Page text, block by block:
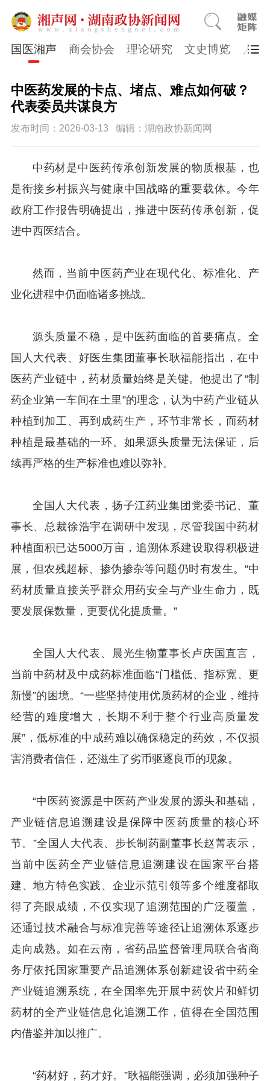
国医湘声 商会协会 理论研究 文史博览 人物
中医药发展的卡点、堵点、难点如何破？
代表委员共谋良方
发布时间：2026-03-13 编辑：湖南政协新闻网
中药材是中医药传承创新发展的物质根基，也
是衔接乡村振兴与健康中国战略的重要载体。今年
政府工作报告明确提出，推进中医药传承创新，促
进中西医结合。
然而，当前中医药产业在现代化、标准化、产
业化进程中仍面临诸多挑战。
源头质量不稳，是中医药面临的首要痛点。全
国人大代表、好医生集团董事长耿福能指出，在中
医药产业链中，药材质量始终是关键。他提出了“制
药企业第一车间在土里”的理念，认为中药产业链从
种植到加工、再到成药生产，环节非常长，而药材
种植是最基础的一环。如果源头质量无法保证，后
续再严格的生产标准也难以弥补。
全国人大代表，扬子江药业集团党委书记、董
事长、总裁徐浩宇在调研中发现，尽管我国中药材
种植面积已达5000万亩，追溯体系建设取得积极进
展，但农残超标、掺伪掺杂等问题仍时有发生。“中
药材质量直接关乎群众用药安全与产业生命力，既
要发展保数量，更要优化提质量。”
全国人大代表、晨光生物董事长卢庆国直言，
当前中药材及中成药标准面临“门槛低、指标宽、更
新慢”的困境。“一些坚持使用优质药材的企业，维持
经营的难度增大，长期不利于整个行业高质量发
展”，低标准的中成药难以确保稳定的药效，不仅损
害消费者信任，还滋生了劣币驱逐良币的现象。
“中医药资源是中医药产业发展的源头和基础，
产业链信息追溯建设是保障中医药质量的核心环
节。”全国人大代表、步长制药副董事长赵菁表示，
当前中医药全产业链信息追溯建设在国家平台搭
建、地方特色实践、企业示范引领等多个维度都取
得了亮眼成绩，不仅实现了追溯范围的广泛覆盖，
还通过技术融合与标准完善等途径让追溯体系逐步
走向成熟。如在云南，省药品监督管理局联合省商
务厅依托国家重要产品追溯体系创新建设省中药全
产业链追溯系统，在全国率先开展中药饮片和鲜切
药材的全产业链信息化追溯工作，值得在全国范围
内借鉴并加以推广。
“药材好，药才好。”耿福能强调，必须加强种子